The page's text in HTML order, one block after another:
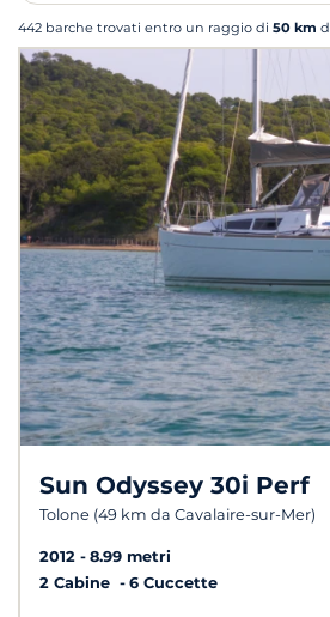
442 barche trovati entro un raggio di 50 km
Sun Odyssey 30i Perf
Tolone (49 km da Cavalaire-sur-Mer)
2012
8.99 metri
2 Cabine
6 Cuccette